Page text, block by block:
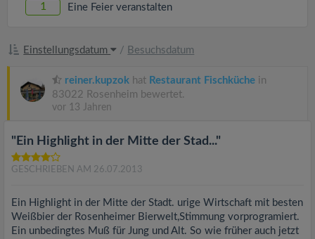
1 Eine Feier veranstalten
Einstellungsdatum / Besuchsdatum
reiner.kupzok hat Restaurant Fischküche in
83022 Rosenheim bewertet.
vor 13 Jahren
"Ein Highlight in der Mitte der Stad..."
GESCHRIEBEN AM 26.07.2013
Ein Highlight in der Mitte der Stadt. urige Wirtschaft mit besten
Weißbier der Rosenheimer Bierwelt,Stimmung vorprogramiert.
Ein unbedingtes Muß für Jung und Alt. So wie früher auch jetzt